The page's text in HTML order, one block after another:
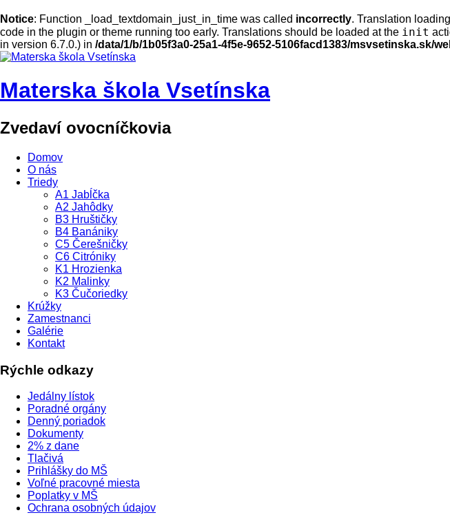
Notice: Function _load_textdomain_just_in_time was called incorrectly. Translation
code in the plugin or theme running too early. Translations should be loaded at the init
in version 6.7.0.) in /data/1/b/1b05f3a0-25a1-4f5e-9652-5106facd1383/msvsetinska.sk/
Materska škola Vsetínska
Zvedaví ovocníčkovia
Domov
O nás
Triedy
A1 Jabĺčka
A2 Jahôdky
B3 Hruštičky
B4 Banániky
C5 Čerešničky
C6 Citróniky
K1 Hrozienka
K2 Malinky
K3 Čučoriedky
Krúžky
Zamestnanci
Galérie
Kontakt
Rýchle odkazy
Jedálny lístok
Poradné orgány
Denný poriadok
Dokumenty
2% z dane
Tlačivá
Prihlášky do MŠ
Voľné pracovné miesta
Poplatky v MŠ
Ochrana osobných údajov